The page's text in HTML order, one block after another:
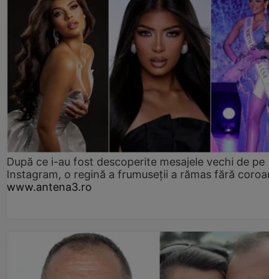
După ce i-au fost descoperite mesajele vechi de pe
Instagram, o regină a frumuseții a rămas fără
www.antena3.ro